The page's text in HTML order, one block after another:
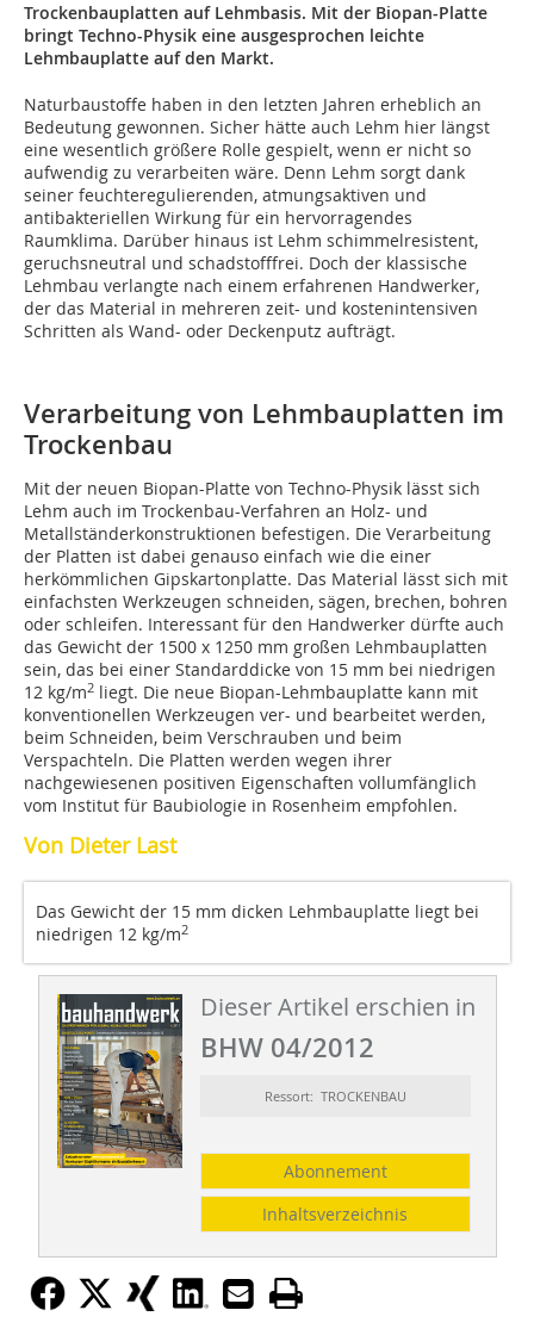
Trockenbauplatten auf Lehmbasis. Mit der Biopan-Platte
bringt Techno-Physik eine ausgesprochen leichte
Lehmbauplatte auf den Markt.
Naturbaustoffe haben in den letzten Jahren erheblich an
Bedeutung gewonnen. Sicher hätte auch Lehm hier längst
eine wesentlich größere Rolle gespielt, wenn er nicht so
aufwendig zu verarbeiten wäre. Denn Lehm sorgt dank
seiner feuchteregulierenden, atmungsaktiven und
antibakteriellen Wirkung für ein hervorragendes
Raumklima. Darüber hinaus ist Lehm schimmelresistent,
geruchsneutral und schadstofffrei. Doch der klassische
Lehmbau verlangte nach einem erfahrenen Handwerker,
der das Material in mehreren zeit- und kostenintensiven
Schritten als Wand- oder Deckenputz aufträgt.
Verarbeitung von Lehmbauplatten im
Trockenbau
Mit der neuen Biopan-Platte von Techno-Physik lässt sich
Lehm auch im Trockenbau-Verfahren an Holz- und
Metallständerkonstruktionen befestigen. Die Verarbeitung
der Platten ist dabei genauso einfach wie die einer
herkömmlichen Gipskartonplatte. Das Material lässt sich mit
einfachsten Werkzeugen schneiden, sägen, brechen, bohren
oder schleifen. Interessant für den Handwerker dürfte auch
das Gewicht der 1500 x 1250 mm großen Lehmbauplatten
sein, das bei einer Standarddicke von 15 mm bei niedrigen
12 kg/m2 liegt. Die neue Biopan-Lehmbauplatte kann mit
konventionellen Werkzeugen ver- und bearbeitet werden,
beim Schneiden, beim Verschrauben und beim
Verspachteln. Die Platten werden wegen ihrer
nachgewiesenen positiven Eigenschaften vollumfänglich
vom Institut für Baubiologie in Rosenheim empfohlen.
Von Dieter Last
Das Gewicht der 15 mm dicken Lehmbauplatte liegt bei
niedrigen 12 kg/m2
Dieser Artikel erschien in
BHW 04/2012
Ressort: TROCKENBAU
Abonnement
Inhaltsverzeichnis